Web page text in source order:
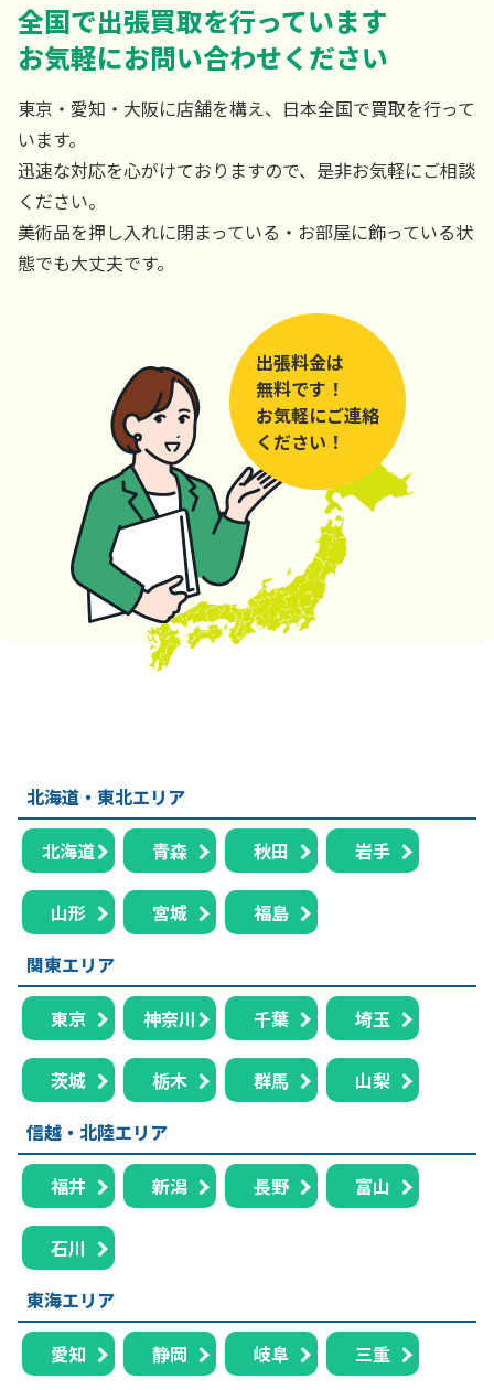
全国で出張買取を行っています
お気軽にお問い合わせください
東京・愛知・大阪に店舗を構え、日本全国で買取を行って
います。
迅速な対応を心がけておりますので、是非お気軽にご相談
ください。
美術品を押し入れに閉まっている・お部屋に飾っている状
態でも大丈夫です。
出張料金は
無料です！
お気軽にご連絡
ください！
北海道・東北エリア
北海道 青森 秋田 岩手
山形 宮城
福島
関東エリア
東京 神奈川 千葉 埼玉
茨城 栃木 群馬
山梨
信越・北陸エリア
福井 新潟 長野 富山
石川
東海エリア
愛知 静岡 岐阜
三重